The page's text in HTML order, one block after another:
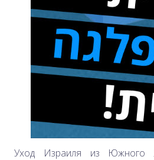
Уход Израиля из Южного